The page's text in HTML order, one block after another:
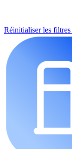
Réinitialiser les filtres